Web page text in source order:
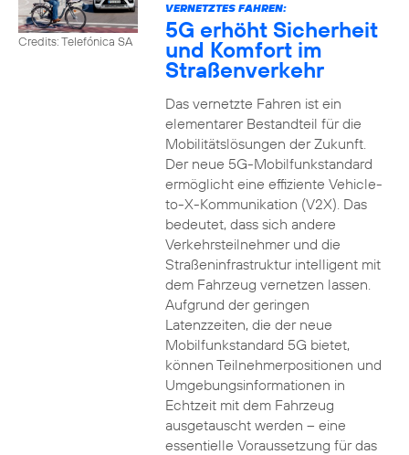
Credits: Telefónica SA
VERNETZTES FAHREN:
5G erhöht Sicherheit
und Komfort im
Straßenverkehr
Das vernetzte Fahren ist ein
elementarer Bestandteil für die
Mobilitätslösungen der Zukunft.
Der neue 5G-Mobilfunkstandard
ermöglicht eine effiziente Vehicle-
to-X-Kommunikation (V2X). Das
bedeutet, dass sich andere
Verkehrsteilnehmer und die
Straßeninfrastruktur intelligent mit
dem Fahrzeug vernetzen lassen.
Aufgrund der geringen
Latenzzeiten, die der neue
Mobilfunkstandard 5G bietet,
können Teilnehmerpositionen und
Umgebungsinformationen in
Echtzeit mit dem Fahrzeug
ausgetauscht werden – eine
essentielle Voraussetzung für das